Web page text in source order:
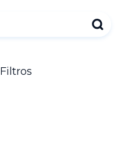
Filtros